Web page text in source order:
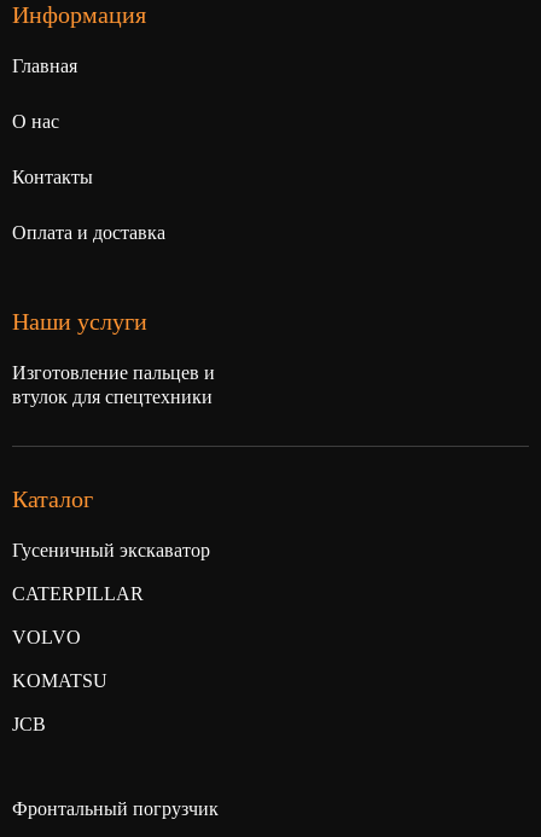
Наши услуги
Изготовление пальцев и
втулок для спецтехники
Информация
Главная
О нас
Контакты
Оплата и доставка
Каталог
Гусеничный экскаватор
CATERPILLAR
VOLVO
KOMATSU
JCB
Фронтальный погрузчик